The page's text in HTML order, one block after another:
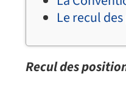
Le recul
Recul des